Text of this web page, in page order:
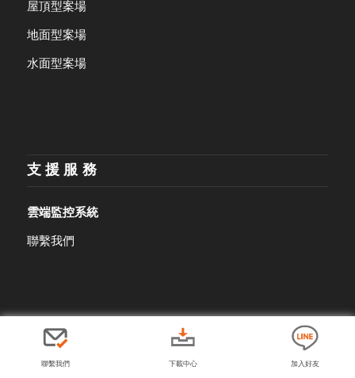
屋頂型案場
地面型案場
水面型案場
支援服務
雲端監控系統
聯繫我們
聯繫我們 下載中心 加入好友
© 2026 Copyright - Asian Power Devices Inc.
Privacy Policy